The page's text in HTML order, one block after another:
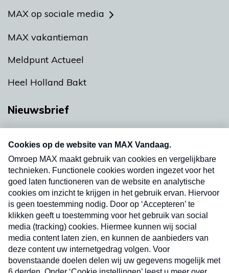
MAX op sociale media
MAX vakantieman
Meldpunt Actueel
Heel Holland Bakt
Nieuwsbrief
nieuwsbrief. Elke vrijdag- en dinsdagochtend in
uw mailbox.
Verzend